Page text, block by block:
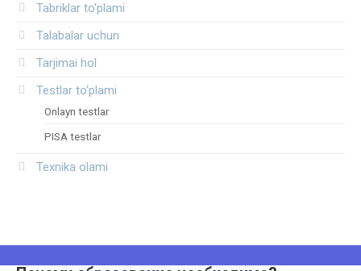
Tabriklar to'plami
Talabalar uchun
Tarjimai hol
Testlar to‘plami
Onlayn testlar
PISA testlar
Texnika olami